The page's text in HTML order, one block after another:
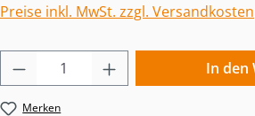
Preise inkl. MwSt. zzgl. Versandkosten
Produkt Anzahl: Gib denIn den
Merken